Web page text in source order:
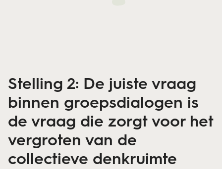
Stelling 2: De juiste vraag
binnen groepsdialogen is
de vraag die zorgt voor het
vergroten van de
collectieve denkruimte